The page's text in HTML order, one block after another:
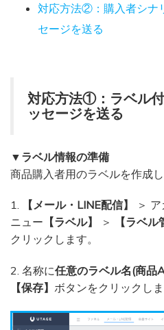
対応方法②：購入者シナ
セージを送る
対応方法①：ラベル
ッセージを送る
▼ラベル情報の準備
商品購入者用のラベルを作成し
1. 【メール・LINE配信】
＞
ニュー 【ラベル】 ＞ 【ラベル
クリックします。
2. 名称に任意のラベル名(商品
【保存】 ボタンをクリックしま